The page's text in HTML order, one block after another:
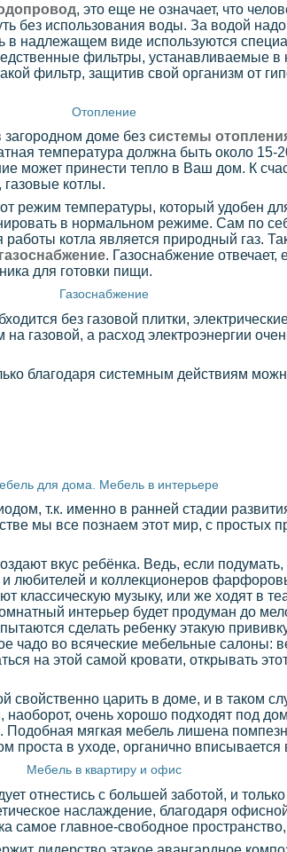
, это еще не означает, что
без использования воды. За водой
в надлежащем виде используются
фильтры, устанавливаемые
фильтр, защитив свой организм от
Отопление
доме без системы
температура должна быть около 15-
может принести тепло в Ваш дом. К
котлы.
режим температуры, который удобен
в нормальном режиме. Сам по
котла является природный газ.
газоснабжение. Газоснабжение отвечает,
для готовки пищи.
Газоснабжение
без газовой плитки,
газовой, а расход электроэнергии
благодаря системным действиям
для дома. Мебель в интерьере
т.к. именно в ранней стадии
мы все познаем этот мир, с простых
вкус ребёнка. Ведь, если
любителей и коллекционеров
классическую музыку, или же ходят в
интерьер будет продуман до
сделать ребенку этакую
чадо во всяческие мебельные салоны:
на этой самой кровати, открывать
свойственно царить в доме, и в таком
наоборот, очень хорошо подходят под
Подобная мягкая мебель лишена
проста в уходе, органично
Мебель в квартиру и офис
отнестись с большей заботой, и
наслаждение, благодаря
главное-свободное